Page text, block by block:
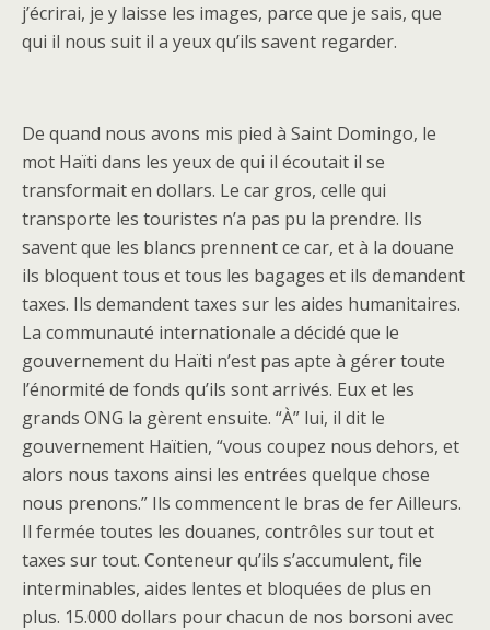
j’écrirai, je y laisse les images, parce que je sais, que
qui il nous suit il a yeux qu’ils savent regarder.
De quand nous avons mis pied à Saint Domingo, le
mot Haïti dans les yeux de qui il écoutait il se
transformait en dollars. Le car gros, celle qui
transporte les touristes n’a pas pu la prendre. Ils
savent que les blancs prennent ce car, et à la douane
ils bloquent tous et tous les bagages et ils demandent
taxes. Ils demandent taxes sur les aides humanitaires.
La communauté internationale a décidé que le
gouvernement du Haïti n’est pas apte à gérer toute
l’énormité de fonds qu’ils sont arrivés. Eux et les
grands ONG la gèrent ensuite. “À” lui, il dit le
gouvernement Haïtien, “vous coupez nous dehors, et
alors nous taxons ainsi les entrées quelque chose
nous prenons.” Ils commencent le bras de fer Ailleurs.
Il fermée toutes les douanes, contrôles sur tout et
taxes sur tout. Conteneur qu’ils s’accumulent, file
interminables, aides lentes et bloquées de plus en
plus. 15.000 dollars pour chacun de nos borsoni avec